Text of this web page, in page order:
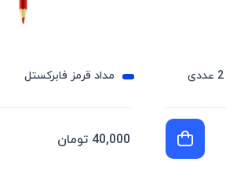
مداد قرمز فابرکستل
40,000 تومان